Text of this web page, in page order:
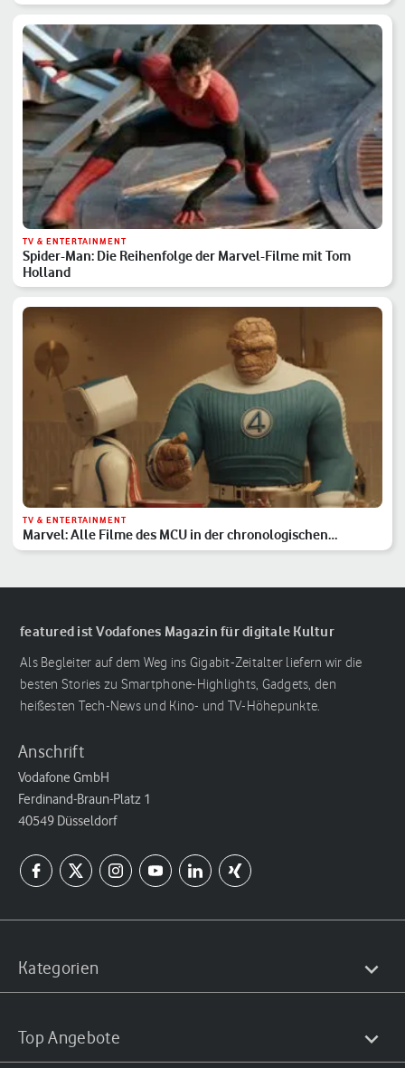
TV & ENTERTAINMENT
Spider-Man: Die Reihenfolge der Marvel-Filme mit Tom
Holland
TV & ENTERTAINMENT
Marvel: Alle Filme des MCU in der chronologischen
Reihenfolge
featured ist Vodafones Magazin für digitale Kultur
Als Begleiter auf dem Weg ins Gigabit-Zeitalter liefern wir die
besten Stories zu Smartphone-Highlights, Gadgets, den
heißesten Tech-News und Kino- und TV-Höhepunkte.
Anschrift
Vodafone GmbH
Ferdinand-Braun-Platz 1
40549 Düsseldorf
Kategorien
Top Angebote